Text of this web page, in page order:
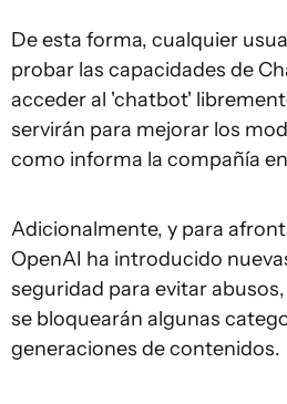
De esta forma, cualquier
probar las capacidades de
acceder al 'chatbot'
servirán para mejorar los
como informa la compañía
Adicionalmente, y para
OpenAI ha introducido
seguridad para evitar
se bloquearán algunas
generaciones de contenidos.